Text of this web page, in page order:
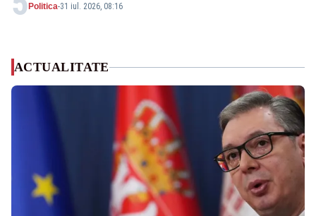
Politica-31 iul. 2026, 08:16
ACTUALITATE